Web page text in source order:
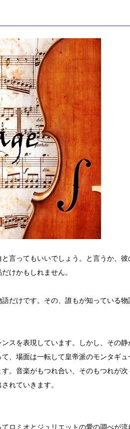
言ってもいいでしょう。と言うか、
けかもしれません。
だけです。その、誰もが知っている
スを表現しています。しかし、その静
、場面は一転して皇帝派のモンタギュ
。音楽がもつれ合い、そのもつれが次
れていきます。
ロミオとジュリエットの愛の調べが流